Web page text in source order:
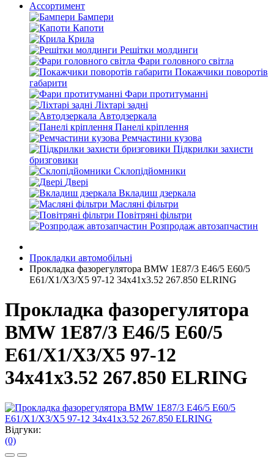
Ассортимент
Бампери
Капоти
Крила
Решітки молдинги
Фари головного світла
Покажчики поворотів
габарити
Фари протитуманні
Ліхтарі задні
Автодзеркала
Панелі кріплення
Ремчастини кузова
Підкрилки захисти
бризговики
Склопідйомники
Двері
Вкладиш дзеркала
Масляні фільтри
Повітряні фільтри
Розпродаж автозапчастин
Прокладки автомобільні
Прокладка фазорегулятора BMW 1E87/3 E46/5 E60/5
E61/X1/X3/X5 97-12 34x41x3.52 267.850 ELRING
Прокладка фазорегулятора
BMW 1E87/3 E46/5 E60/5
E61/X1/X3/X5 97-12
34x41x3.52 267.850 ELRING
Відгуки:
(0)